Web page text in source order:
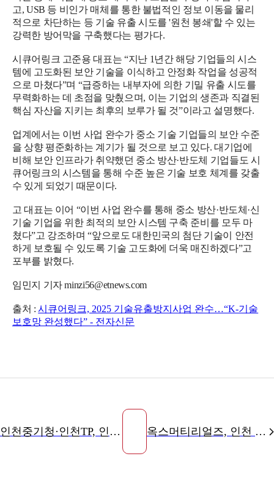
고, USB 등 비인가 매체를 통한 불법적인 정보 이동을 물리
적으로 차단하는 등 기술 유출 시도를 '원천 봉쇄'할 수 있는
강력한 방어막을 구축했다는 평가다.
시큐어링크 고준용 대표는 “지난 1년간 해당 기업들의 시스
템에 고도화된 보안 기술을 이식하고 안정화 작업을 성공적
으로 마쳤다”며 “급증하는 내부자에 의한 기밀 유출 시도를
무력화하는 데 초점을 맞췄으며, 이는 기업의 생존과 직결된
핵심 자산을 지키는 최후의 보루가 될 것”이라고 설명했다.
업계에서는 이번 사업 완수가 중소 기술 기업들의 보안 수준
을 상향 평준화하는 계기가 될 것으로 보고 있다. 대기업에
비해 보안 인프라가 취약했던 중소 방산·반도체 기업들도 시
큐어링크의 시스템을 통해 수준 높은 기술 보호 체계를 갖출
수 있게 되었기 때문이다.
고 대표는 이어 “이번 사업 완수를 통해 중소 방산·반도체·신
기술 기업을 위한 최적의 보안 시스템 구축 준비를 모두 마
쳤다”고 강조하며 “앞으로도 대한민국의 첨단 기술이 안전
하게 보호될 수 있도록 기술 고도화에 더욱 매진하겠다”고
포부를 밝혔다.
임민지 기자 minzi56@etnews.com
출처 :시큐어링크, 2025 기술유출방지사업 완수…“K-기술
보호망 완성했다” - 전자신문
인천중기청·인천TP, 인천 「레전드50+」 성과확산 워크숍 개최 옥스머티리얼즈, 인천 중소기업 ESG 인증 취득 지원사업 연계 에코바디스 골드 취득